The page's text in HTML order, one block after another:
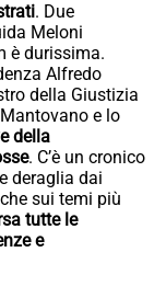
. Due
Meloni
è durissima.
Alfredo
della Giustizia
e lo
della
. C’è un cronico
deraglia dai
sui temi più
tutte le
e